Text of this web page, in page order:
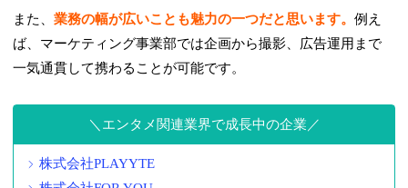
また、業務の幅が広いことも魅力の一つだと思います。例え
ば、マーケティング事業部では企画から撮影、広告運用まで
一気通貫して携わることが可能です。
エンタメ関連業界で成長中の企業
株式会社PLAYYTE